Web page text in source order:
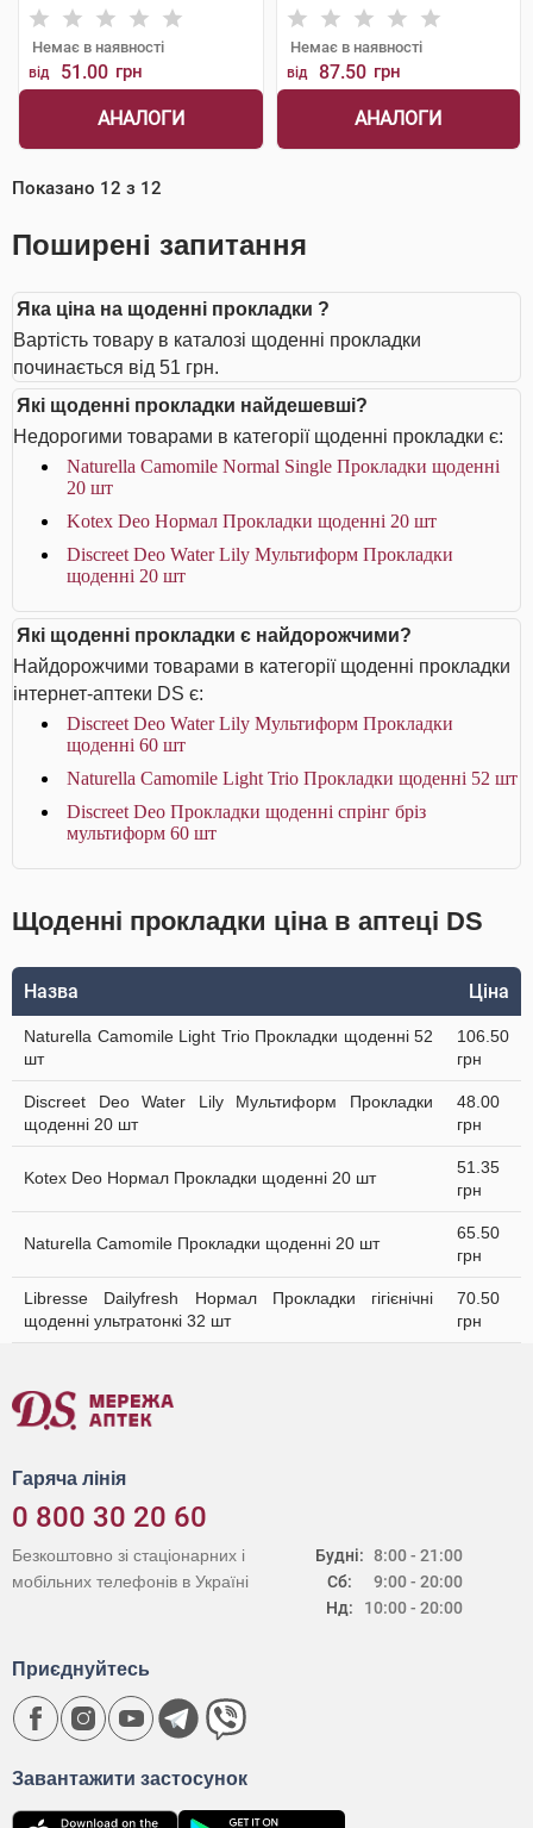
Немає в наявності
від 51.00 грн
АНАЛОГИ
Немає в наявності
від 87.50 грн
АНАЛОГИ
Показано 12 з 12
Поширені запитання
Яка ціна на щоденні прокладки ?
Вартість товару в каталозі щоденні прокладки
починається від 51 грн.
Які щоденні прокладки найдешевші?
Недорогими товарами в категорії щоденні прокладки є:
Naturella Camomile Normal Single Прокладки щоденнi
20 шт
Kotex Deo Нормал Прокладки щоденні 20 шт
Discreet Deo Water Lily Мультиформ Прокладки
щоденні 20 шт
Які щоденні прокладки є найдорожчими?
Найдорожчими товарами в категорії щоденні прокладки
інтернет-аптеки DS є:
Discreet Deo Water Lily Мультиформ Прокладки
щоденні 60 шт
Naturella Camomile Light Trio Прокладки щоденнi 52 шт
Discreet Deo Прокладки щоденні спрінг бріз
мультиформ 60 шт
Щоденні прокладки ціна в аптеці DS
Назва Ціна
Naturella Camomile Light Trio Прокладки щоденнi 52
шт
106.50
грн
Discreet Deo Water Lily Мультиформ Прокладки
щоденні 20 шт
48.00
грн
Kotex Deo Нормал Прокладки щоденні 20 шт
51.35
грн
Naturella Camomile Прокладки щоденні 20 шт
65.50
грн
Libresse Dailyfresh Нормал Прокладки гігієнічні
щоденні ультратонкі 32 шт
70.50
грн
Гаряча лінія
0 800 30 20 60
Будні:
Сб:
Нд:
8:00 - 21:00
9:00 - 20:00
10:00 - 20:00
Безкоштовно зі стаціонарних і
мобільних телефонів в Україні
Завантажити застосунок
Приєднуйтесь